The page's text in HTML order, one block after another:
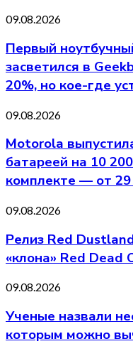
09.08.2026
Первый
засветился в
20%, но кое-где
09.08.2026
Motorola
батареей на 10
комплекте — от
09.08.2026
Релиз Red
«клона» Red Dead
09.08.2026
Ученые назвали
которым можно